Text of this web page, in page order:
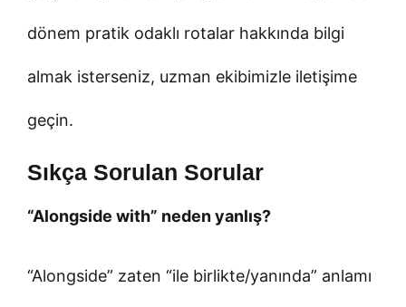
dönem pratik odaklı rotalar hakkında bilgi
almak isterseniz, uzman ekibimizle iletişime
geçin.
Sıkça Sorulan Sorular
“Alongside with” neden yanlış?
“Alongside” zaten “ile birlikte/yanında” anlamı